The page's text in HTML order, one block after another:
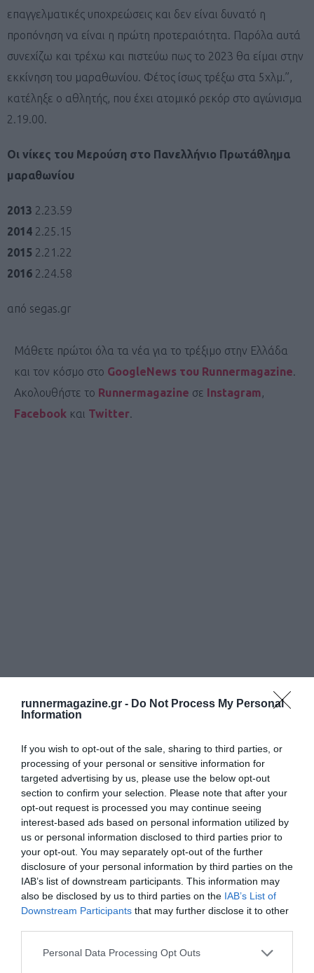
runnermagazine.gr - Do Not Process My Personal
Information
If you wish to opt-out of the sale, sharing to third parties, or
processing of your personal or sensitive information for
targeted advertising by us, please use the below opt-out
section to confirm your selection. Please note that after your
opt-out request is processed you may continue seeing
interest-based ads based on personal information utilized by
us or personal information disclosed to third parties prior to
your opt-out. You may separately opt-out of the further
disclosure of your personal information by third parties on the
IAB’s list of downstream participants. This information may
also be disclosed by us to third parties on the IAB’s List of
Downstream Participants that may further disclose it to other
Personal Data Processing Opt Outs
επαγγελματικές υποχρεώσεις και δεν είναι δυνατό η
προπόνηση να είναι η πρώτη προτεραιότητα. Παρόλα αυτά
συνεχίζω και τρέχω και πιστεύω πως το 2023 θα είμαι στην
εκκίνηση του μαραθωνίου. Φέτος ίσως τρέξω στα 5χλμ.”,
κατέληξε ο αθλητής, που έχει ατομικό ρεκόρ στο αγώνισμα
2.19.00.
Οι νίκες του Μερούση στο Πανελλήνιο Πρωτάθλημα
μαραθωνίου
2013 2.23.59
2014 2.25.15
2015 2.21.22
2016 2.24.58
από segas.gr
Μάθετε πρώτοι όλα τα νέα για το τρέξιμο στην Ελλάδα
και τον κόσμο στο GoogleNews του Runnermagazine.
Ακολουθήστε το Runnermagazine σε Instagram,
Facebook και Twitter.
ΔΕΙΤΕ ΕΠΙΣΗΣ